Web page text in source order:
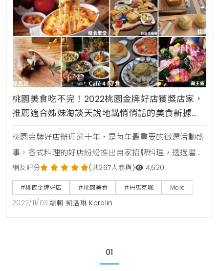
桃園美食吃不完！2022桃園金牌好店獲獎店家，
推薦適合姊妹淘談天說地講悄悄話的美食新據
點，7間姊妹聚餐就在這吃！
桃園金牌好店辦理逾十年，是每年最重要的徵選活動盛
事，各式料理的好店紛紛推出自家招牌料理，透過書面
審查、實地訪查及網路票選三階段，藉由評審專業建
議、部落客客觀評選、民眾的人氣投票，選出最優質及
符合在地代表性的好店。今日將以姊妹聚餐為主題，推
薦適合姊妹淘談天說地的美食新據點。其中，位於中壢
顧客皆有，是附近社區眾所皆知的老品牌。裝潢是復古
網友評分 (共267人參與) 4,620
#桃園金牌好店 #桃園美食 #丹馬克咖 More
2022/11/03 編輯 凱洛琳 Karolin
01